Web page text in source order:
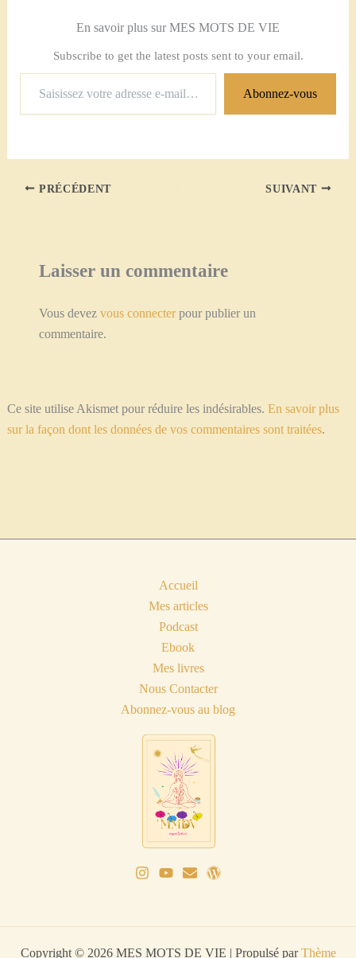
En savoir plus sur MES MOTS DE VIE
Subscribe to get the latest posts sent to your email.
votre
adresse
Abonnez-vous
PRÉCÉDENT SUIVANT
Laisser un commentaire
Vous devez vous connecterpour publier un
commentaire.
Ce site utilise Akismet pour réduire les indésirables. En savoir plus
sur la façon dont les données de vos commentaires sont traitées.
Accueil
Mes articles
Podcast
Ebook
Mes livres
Nous Contacter
Abonnez-vous au blog
Copyright © 2026 MES MOTS DE VIE | Propulsé parThème